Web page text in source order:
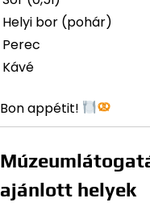
Helyi bor (pohár)
Perec
Kávé
Bon appétit!
ajánlott helyek